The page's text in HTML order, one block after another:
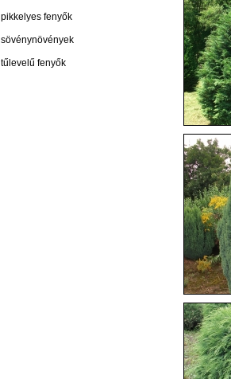
pikkelyes fenyők
sövénynövények
tűlevelű fenyők